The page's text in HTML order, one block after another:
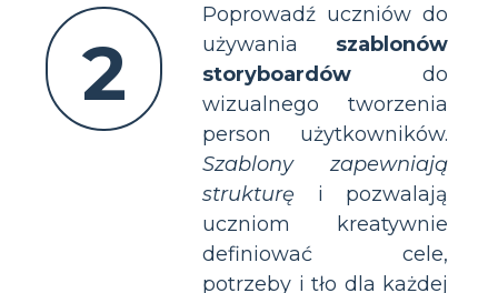
2
Poprowadź uczniów do
używania szablonów
storyboardów do
wizualnego tworzenia
person użytkowników.
Szablony zapewniają
strukturę i pozwalają
uczniom kreatywnie
definiować cele,
potrzeby i tło dla każdej